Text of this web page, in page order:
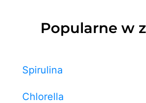
Popularne w
Spirulina
Chlorella